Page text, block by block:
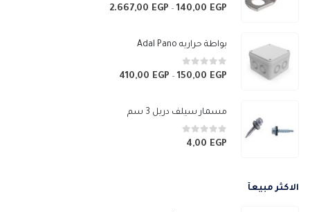
0من 5140,00 EGP
–
2.667,00 EGP
بواطة حراريه Adal Pano
0من 5150,00 EGP
–
410,00 EGP
مسمار سيلف دريل 3 سم
0من 54,00 EGP
الاكثر مبيعآ